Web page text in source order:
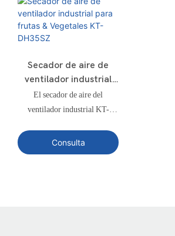
Secador de aire de
ventilador industrial
para frutas &
Vegetales KT-DH35SZ
El secador de aire del
ventilador industrial KT-
diseñado para eliminar la
humedad de la superficie de las
Consulta